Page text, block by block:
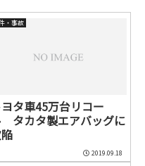
・事故
ヨタ車45万台リコー
タカタ製エアバッグに
2019.09.18